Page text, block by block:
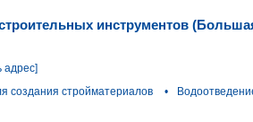
инструментов
адрес]
создания стройматериалов •